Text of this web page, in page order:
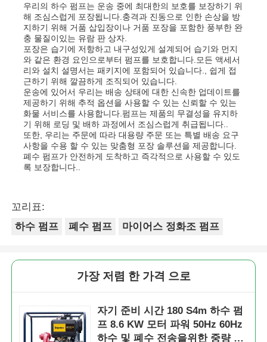
우리의 하수 펌프는 운송 중에 최대한의 보호를 보장하기 위
해 조심스럽게 포장됩니다.충격과 진동으로 인한 손상을 방
지하기 위해 거품 삽입장이나 거품 포장을 포함한 풍부한 완
충 물질이있는 유람 판 상자.
포장은 습기에 저항하고 내구성있게 설계되어 습기와 먼지
와 같은 환경 요인으로부터 펌프를 보호합니다.모든 액세서
리와 설치 설명서는 패키지에 포함되어 있습니다., 쉽게 접
근하기 위해 깔끔하게 조직되어 있습니다.
운송에 있어서 우리는 배송 상태에 대한 신속한 업데이트를
제공하기 위해 추적 옵션을 사용할 수 있는 신뢰할 수 있는
화물 서비스를 사용합니다.펌프는 제품의 무결성을 유지하
기 위해 로딩 및 배하 과정에서 조심스럽게 취급됩니다..
또한, 우리는 주문에 따라 대용량 주문 또는 특별 배송 요구
사항을 수용 할 수 있는 맞춤형 포장 솔루션을 제공합니다.
폐수 펌프가 안전하게 도착하고 즉각적으로 사용할 수 있도
록 보장합니다..
꼬리표:
하수 펌프
폐수 펌프 마이어스 정화조 펌프
가장 저렴 한 가격 으로
자기 준비 시간 180 S4m 하수 펌
프 8.6 KW 모터 파워 50Hz 60Hz
하수 및 폐수 전송을위한 중량 펌